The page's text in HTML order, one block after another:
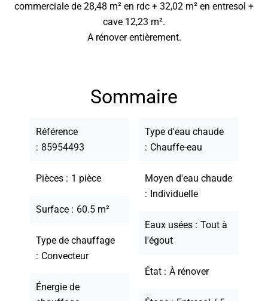
commerciale de 28,48 m² en rdc + 32,02 m² en entresol +
cave 12,23 m².
A rénover entièrement.
Sommaire
Référence
85954493
Pièces 1 pièce
Surface 60.5 m²
Type de chauffage
Convecteur
Énergie de
Type d'eau chaude
Chauffe-eau
Moyen d'eau chaude
Individuelle
Eaux usées
Tout à
l'égout
État À rénover